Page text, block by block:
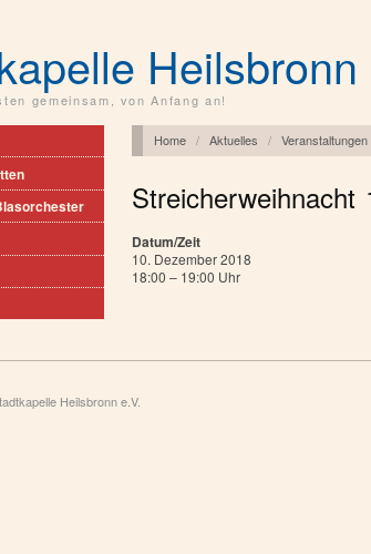
Heilsbronn
gemeinsam, von Anfang an!
Home / Aktuelles / Veranstaltungen
Streicherweihnacht
Datum/Zeit
10. Dezember 2018
18:00 – 19:00 Uhr
Heilsbronn e.V.